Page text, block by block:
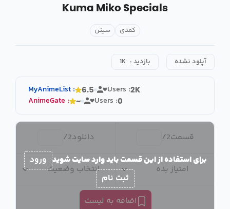
Kuma Miko Specials
کمدی سینن
آپلود نشده بازدید : 1K
MyAnimeList : 6.5 Users :2K
AnimeGate : ~ Users :0
قسمت2
/ دانلود2
/
امتیاز بده انتخاب وضعیت
اضافه به لیست
برای استفاده از این قسمت باید وارد سایت شوید ورود
ثبت نام